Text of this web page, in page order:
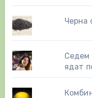
Черна
Седем
ядат